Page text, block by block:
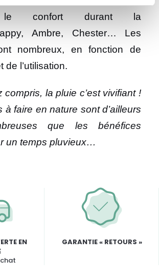
le confort durant la
Ambre, Chester… Les
nombreux, en fonction de
de l’utilisation.
compris, la pluie c’est vivifiant !
à faire en nature sont d’ailleurs
que les bénéfices
un temps pluvieux…
EN
GARANTIE « RETOURS »